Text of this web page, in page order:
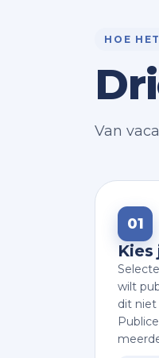
HOE
Van
01
wilt
dit